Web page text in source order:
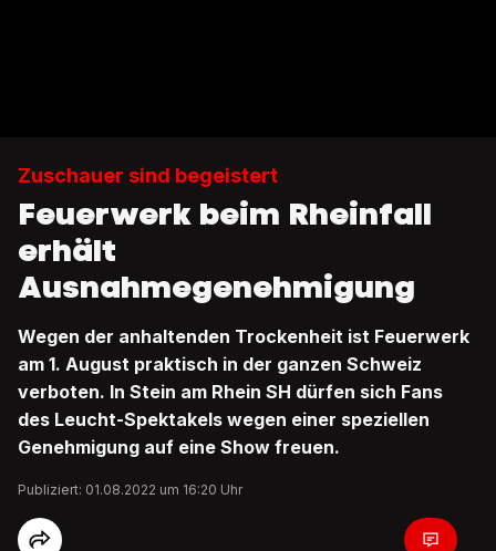
Zuschauer sind begeistert
Feuerwerk beim Rheinfall
erhält
Ausnahmegenehmigung
Wegen der anhaltenden Trockenheit ist Feuerwerk
am 1. August praktisch in der ganzen Schweiz
verboten. In Stein am Rhein SH dürfen sich Fans
des Leucht-Spektakels wegen einer speziellen
Genehmigung auf eine Show freuen.
Publiziert: 01.08.2022 um 16:20 Uhr